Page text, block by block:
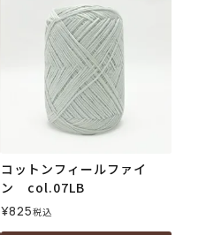
コットンフィールファイ
ン col.07LB
¥825税込